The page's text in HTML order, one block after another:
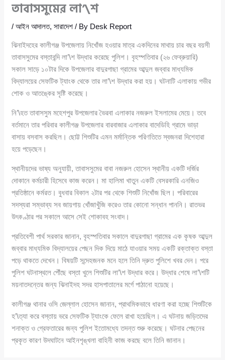
তাবাসসুমের লা’\শ
/আইন আদালত,সারাদেশ / By Desk Report
ঝিনাইদহের কালীগঞ্জ উপজেলায় নিখোঁজ হওয়ার মাত্র একদিনের মাথায় চার বছর বয়সী
তাবাসসুমের বস্তাবন্দি লা’\শ উদ্ধার করেছে পুলিশ। বৃহস্পতিবার (২৬ ফেব্রুয়ারি)
সকাল সাড়ে ১০টার দিকে উপজেলার বাদুরগাছা গ্রামের আব্দুল জব্বার মাধ্যমিক
বিদ্যালয়ের সেফটিক ট্যাংক থেকে তার লা’\শ উদ্ধার করা হয়। ঘটনাটি এলাকায় গভীর
শোক ও আতঙ্কের সৃষ্টি করেছে।
নি’\হত তাবাসসুম মহেশপুর উপজেলার ভৈরবা এলাকার নজরুল ইসলামের মেয়ে। তবে
বর্তমানে তার পরিবার কালীগঞ্জ উপজেলার বারবাজার এলাকার বাদেডিহি গ্রামে ভাড়া
বাসায় বসবাস করছিল। ছোট্ট শিশুটির এমন মর্মান্তিক পরিণতিতে স্বজনরা দিশেহারা
হয়ে পড়েছেন।
স্থানীয়দের ভাষ্য অনুযায়ী, তাবাসসুমের বাবা নজরুল হোসেন স্থানীয় একটি দর্জির
দোকানে কর্মচারী হিসেবে কাজ করেন। মা হালিমা খাতুন একটি বেসরকারি এনজিও
প্রতিষ্ঠানে কর্মরত। বুধবার বিকাল ২টার পর থেকে শিশুটি নিখোঁজ ছিল। পরিবারের
সদস্যরা সম্ভাব্য সব জায়গায় খোঁজাখুঁজি করেও তার কোনো সন্ধান পাননি। রাতভর
উৎকণ্ঠার পর সকালে আসে সেই শোকাবহ সংবাদ।
প্রতিবেশী পার্থ সরকার জানান, বৃহস্পতিবার সকালে বাদুরগাছা গ্রামের এক কৃষক আব্দুল
জব্বার মাধ্যমিক বিদ্যালয়ের পেছন দিক দিয়ে মাঠে যাওয়ার সময় একটি রক্তাক্ত বস্তা
পড়ে থাকতে দেখেন। বিষয়টি সন্দেহজনক মনে হলে তিনি দ্রুত পুলিশে খবর দেন। পরে
পুলিশ ঘটনাস্থলে পৌঁছে বস্তা খুলে শিশুটির লা’\শ উদ্ধার করে। উদ্ধার শেষে লা’\শটি
ময়নাতদন্তের জন্য ঝিনাইদহ সদর হাসপাতালের মর্গে পাঠানো হয়েছে।
কালীগঞ্জ থানার ওসি জেল্লাল হোসেন জানান, প্রাথমিকভাবে ধারণা করা হচ্ছে শিশুটিকে
হ’\ত্যা করে বস্তায় ভরে সেফটিক ট্যাংকে ফেলে রাখা হয়েছিল। এ ঘটনায় জড়িতদের
শনাক্ত ও গ্রেফতারের জন্য পুলিশ ইতোমধ্যে তদন্ত শুরু করেছে। ঘটনার পেছনের
প্রকৃত কারণ উদঘাটনে আইনশৃঙ্খলা বাহিনী কাজ করছে বলে তিনি জানান।